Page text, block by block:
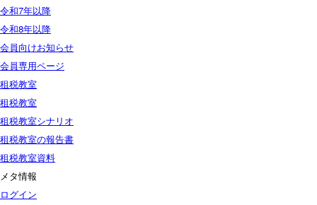
令和7年以降
令和8年以降
会員向けお知らせ
会員専用ページ
租税教室
租税教室
租税教室シナリオ
租税教室の報告書
租税教室資料
メタ情報
ログイン